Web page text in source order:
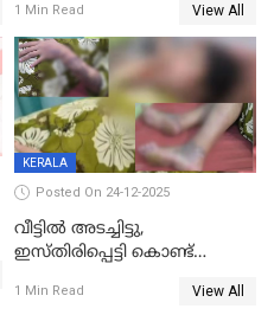
1 Min Read View All
KERALA
Posted On 24-12-2025
വീട്ടിൽ അടച്ചിട്ടു,
ഇസ്തിരിപ്പെട്ടി കൊണ്ട്
ഗർഭിണിയായ യുവതിക്ക് ക്രൂര
1 Min Read View All